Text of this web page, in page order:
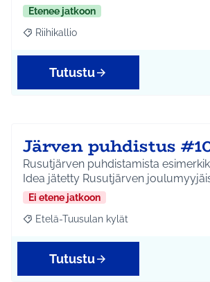
Etenee jatkoon
Rajaa tulokset aihepiirin mukaan:
Riihikallio
Tutustu
Järven puhdistus
Rusutjärven puhdistamista
Idea jätetty Rusutjärven
Ei etene jatkoon
Rajaa tulokset aihepiirin mukaan: Etelä-
Etelä-Tuusulan kylät
Tutustu